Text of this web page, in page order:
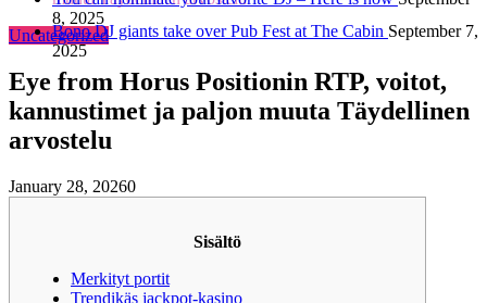
8, 2025
Bono DJ giants take over Pub Fest at The Cabin September 7,
2025
Uncategorized
Eye from Horus Positionin RTP, voitot,
kannustimet ja paljon muuta Täydellinen
arvostelu
January 28, 20260
Sisältö
Merkityt portit
Trendikäs jackpot-kasino